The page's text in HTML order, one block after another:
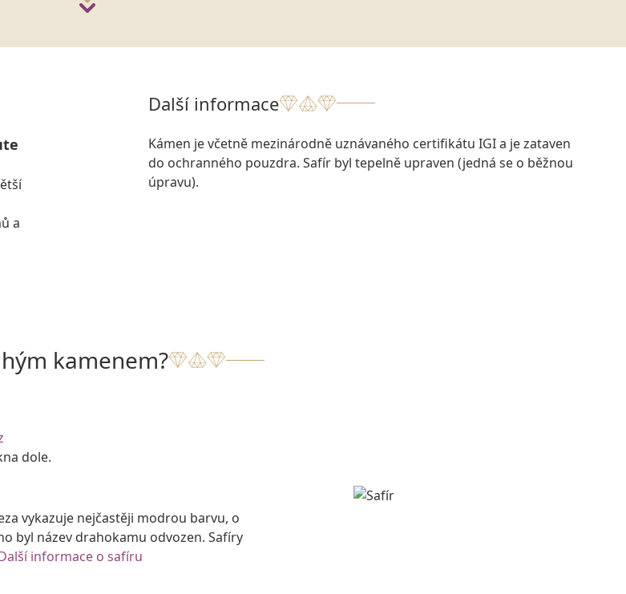
a
Další informace
Kámen je včetně mezinárodně uznávaného certifikátu IGI a je zataven
do ochranného pouzdra. Safír byl tepelně upraven (jedná se o běžnou
úpravu).
kamenem?
dole.
vykazuje nejčastěji modrou barvu, o
byl název drahokamu odvozen. Safíry
informace o safíru